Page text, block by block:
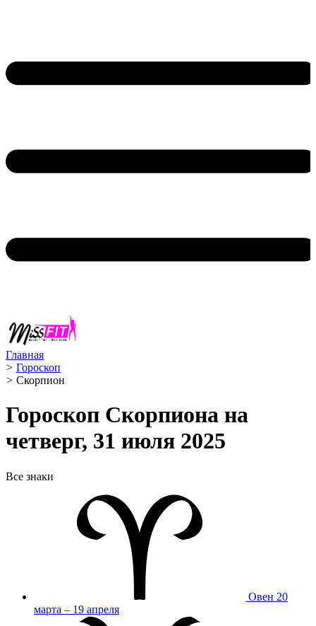
Главная
> Гороскоп
> Скорпион ️
Гороскоп Скорпиона на
четверг, 31 июля 2025
Все знаки
Овен 20
марта – 19 апреля